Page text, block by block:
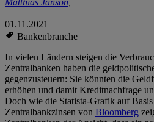
Matthias Janson,
01.11.2021
Bankenbranche
In vielen Ländern steigen die
Zentralbanken haben die
gegenzusteuern: Sie könnten die
erhöhen und damit Kreditnachfrage
Doch wie die Statista-Grafik auf
Zentralbankzinsen von Bloomberg